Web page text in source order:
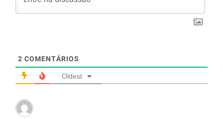
2 COMENTÁRIOS
Oldest